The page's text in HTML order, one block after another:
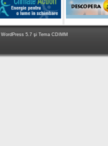
WordPress 5.7 şi Tema CDIMM